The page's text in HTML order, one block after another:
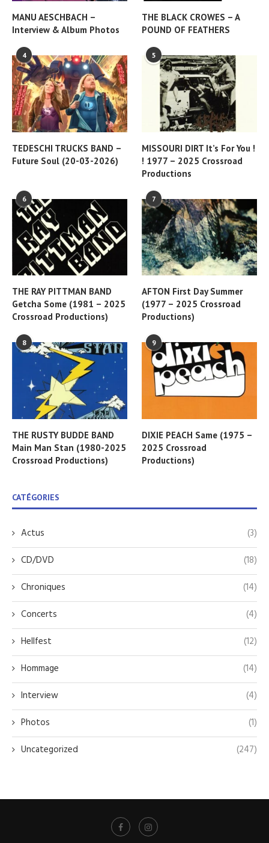
MANU AESCHBACH –
Interview & Album Photos
THE BLACK CROWES – A
POUND OF FEATHERS
4
TEDESCHI TRUCKS BAND –
Future Soul (20-03-2026)
5
MISSOURI DIRT It’s For You !
! 1977 – 2025 Crossroad
Productions
6
THE RAY PITTMAN BAND
Getcha Some (1981 – 2025
Crossroad Productions)
7
AFTON First Day Summer
(1977 – 2025 Crossroad
Productions)
8
THE RUSTY BUDDE BAND
Main Man Stan (1980-2025
Crossroad Productions)
9
DIXIE PEACH Same (1975 –
2025 Crossroad
Productions)
CATÉGORIES
Actus
(3)
CD/DVD
(18)
Chroniques
(14)
Concerts
(4)
Hellfest
(12)
Hommage
(14)
Interview
(4)
Photos
(1)
Uncategorized
(247)